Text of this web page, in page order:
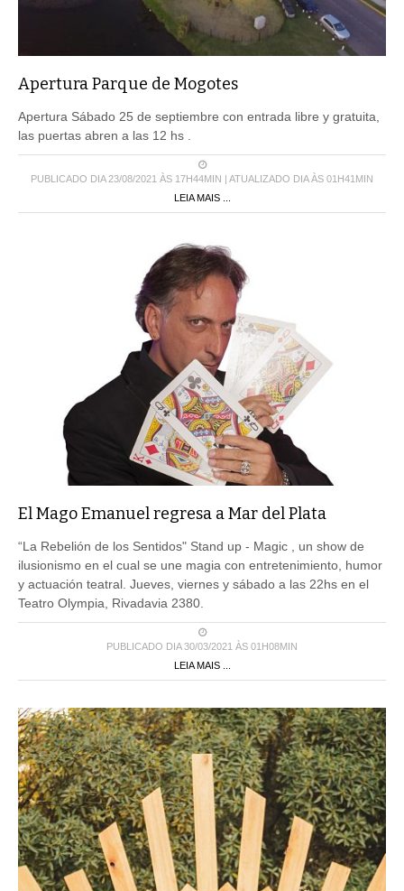
Apertura Parque de Mogotes
Apertura Sábado 25 de septiembre con entrada libre y gratuita,
las puertas abren a las 12 hs .
PUBLICADO DIA 23/08/2021 ÀS 17H44MIN | ATUALIZADO DIA ÀS 01H41MIN
LEIA MAIS ...
El Mago Emanuel regresa a Mar del Plata
“La Rebelión de los Sentidos" Stand up - Magic , un show de
ilusionismo en el cual se une magia con entretenimiento, humor
y actuación teatral. Jueves, viernes y sábado a las 22hs en el
Teatro Olympia, Rivadavia 2380.
PUBLICADO DIA 30/03/2021 ÀS 01H08MIN
LEIA MAIS ...